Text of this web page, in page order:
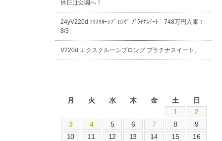
休日は公園へ！
24yV220d ｴｸｽｸﾙｰｼﾌﾞ ﾛﾝｸﾞ ﾌﾟﾗﾁﾅｽｲｰﾄ 748万円入庫！
8/3
V220d エクスクルーシブロング プラチナスイート。
月
火 水 木 金 土
日
1
2
3
4 5 6 7 8
9
10
11 12 13 14 15
16